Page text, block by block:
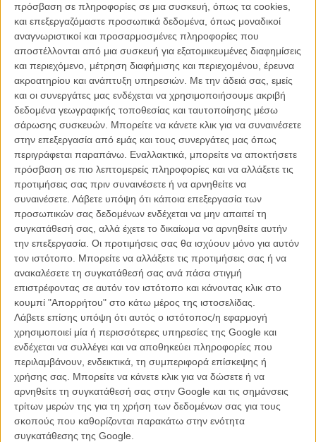
πρόσβαση σε πληροφορίες σε μια συσκευή, όπως τα cookies,
και επεξεργαζόμαστε προσωπικά δεδομένα, όπως μοναδικοί
αναγνωριστικοί και προσαρμοσμένες πληροφορίες που
αποστέλλονται από μια συσκευή για εξατομικευμένες διαφημίσεις
και περιεχόμενο, μέτρηση διαφήμισης και περιεχομένου, έρευνα
ακροατηρίου και ανάπτυξη υπηρεσιών. Με την άδειά σας, εμείς
και οι συνεργάτες μας ενδέχεται να χρησιμοποιήσουμε ακριβή
δεδομένα γεωγραφικής τοποθεσίας και ταυτοποίησης μέσω
σάρωσης συσκευών. Μπορείτε να κάνετε κλικ για να συναινέσετε
στην επεξεργασία από εμάς και τους συνεργάτες μας όπως
περιγράφεται παραπάνω. Εναλλακτικά, μπορείτε να αποκτήσετε
πρόσβαση σε πιο λεπτομερείς πληροφορίες και να αλλάξετε τις
προτιμήσεις σας πριν συναινέσετε ή να αρνηθείτε να
συναινέσετε. Λάβετε υπόψη ότι κάποια επεξεργασία των
προσωπικών σας δεδομένων ενδέχεται να μην απαιτεί τη
συγκατάθεσή σας, αλλά έχετε το δικαίωμα να αρνηθείτε αυτήν
την επεξεργασία. Οι προτιμήσεις σας θα ισχύουν μόνο για αυτόν
τον ιστότοπο. Μπορείτε να αλλάξετε τις προτιμήσεις σας ή να
ανακαλέσετε τη συγκατάθεσή σας ανά πάσα στιγμή
επιστρέφοντας σε αυτόν τον ιστότοπο και κάνοντας κλικ στο
κουμπί "Απορρήτου" στο κάτω μέρος της ιστοσελίδας.
Λάβετε επίσης υπόψη ότι αυτός ο ιστότοπος/η εφαρμογή
χρησιμοποιεί μία ή περισσότερες υπηρεσίες της Google και
ενδέχεται να συλλέγει και να αποθηκεύει πληροφορίες που
περιλαμβάνουν, ενδεικτικά, τη συμπεριφορά επίσκεψης ή
χρήσης σας. Μπορείτε να κάνετε κλικ για να δώσετε ή να
αρνηθείτε τη συγκατάθεσή σας στην Google και τις σημάνσεις
τρίτων μερών της για τη χρήση των δεδομένων σας για τους
σκοπούς που καθορίζονται παρακάτω στην ενότητα
συγκατάθεσης της Google.
Αντρέι ονειρεύεται να δημιουργήσει ένα χάπι που θα σώσει την
ανθρωπότητα από το θάνατο και την αρρώστια. Η Oλγκα
καταδιώκει μυθικούς πράκτορες που κυνηγούν τα παιδιά των
σοβιετικών. Και η Κάτια ονειρεύεται να γίνει μια Πιονέρα, αλλά έχει
εφιάλτες όταν ανακαλύπτει ότι ο παππούς της είναι λαθρέμπορος.
Τα παιδιά της Σοβιετικής Eνωσης πιστεύουν σε κατασκόπους και
φοβούνται τον πόλεμο. Περιμένουν το «λαμπρό μέλλον» και
ονειρεύονται να κάνουν ηρωικά κατορθώματα.
Θέλοντας να κάνει το πορτρέτο μιας «χαμένης γενιάς» αυτής που
πρόλαβε τα ιδεώδη της Σοβιετικής Ενωσης μόνο και μόνο για να τα
δει να σαρώνονται μέσα σε λίγα χρόνια μόνο από αξίες που κάποτε
θα έμοιαζαν με έργα του ίδιου του καπιταλιστικού σατανά, η Νατάλια
Κουντριάσοβα, σκηνοθετεί ένα φιλμ που στηρίζεται περισσότερο απ
ότι θα χρειαζόταν σε έναν συχνά υπερβολικά προφανή συμβολισμό.
Χωρίζοντας την αφήγηση της ταινίας σε δύο χρόνους, στην παιδική
ηλικία των ηρώων της σε ένα νοσταλγικά (και συχνά ονειρικά)
κινηματογραφημένο παρελθόν και στην σημερινή τους
πραγματικότητα σε ένα ψυχρό, υπερβολικά μοναχικό παρόν, το
φιλμ μοιάζει χωρίς αληθινό κέντρο βάρους και αμήχανο στον τρόπο
που χειρίζεται ένα πολύπλοκο και μπερδεμένο θέμα.
Το αποτέλεσμα αν και κατά στιγμές γοητευτικό οπτικά, μοιάζει
απλοϊκό και υπερβολικά διδακτικό, μια αρχικά ενδιαφέρουσα
απόπειρα αποκρυπτογράφησης του προσώπου της σύγχρονης
Ρωσίας που όμως δεν κοιτάζει στην ουσία παρά μόνο την
επιφάνεια.